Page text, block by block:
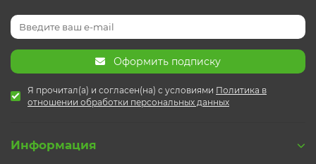
Оформить подписку
Я прочитал(а) и согласен(на) с условиями Политика в
отношении обработки персональных данных
Информация